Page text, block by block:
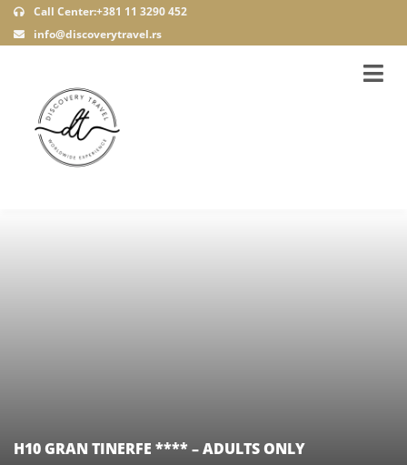
Call Center:+381 11 3290 452
info@discoverytravel.rs
H10 GRAN TINERFE **** – ADULTS ONLY